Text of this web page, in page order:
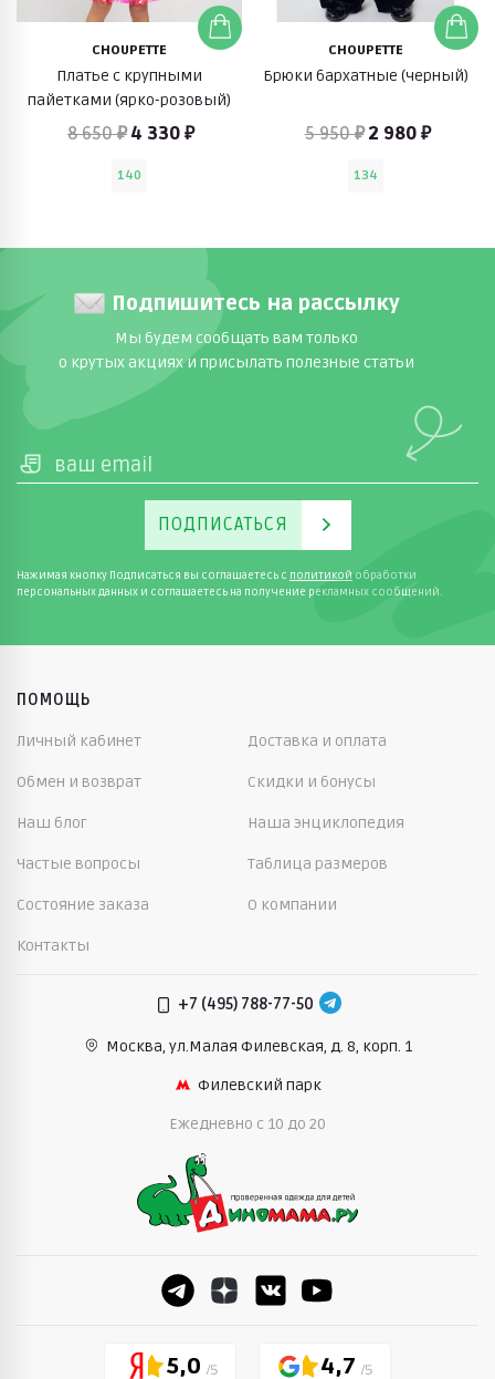
CHOUPETTE
Платье с крупными
пайетками (ярко-розовый)
8 650 ₽ 4 330 ₽
140
CHOUPETTE
Брюки бархатные (черный)
5 950 ₽ 2 980 ₽
134
Подпишитесь на рассылку
Мы будем сообщать вам только
о крутых акциях и присылать полезные статьи
ПОДПИСАТЬСЯ
Нажимая кнопку Подписаться вы соглашаетесь с политикой обработки
персональных данных и соглашаетесь на получение рекламных сообщений.
ПОМОЩЬ
Личный кабинет Доставка и оплата
Обмен и возврат Скидки и бонусы
Наш блог Наша энциклопедия
Частые вопросы Таблица размеров
Состояние заказа О компании
Контакты
+7 (495) 788-77-50
Москва, ул.Малая Филевская, д. 8, корп. 1
Филевский парк
Ежедневно c 10 до 20
5,0 4,7